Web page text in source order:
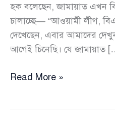
হক বলেছেন, জামায়াত এখন
চালাচ্ছে— “আওয়ামী লীগ,
দেখেছেন, এবার আমাদের
আগেই চিনেছি। যে জামায়াত
জান্নাতের
Read More »